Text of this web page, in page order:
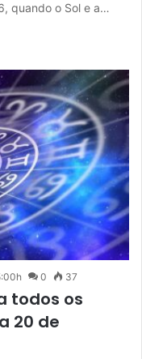
quando o Sol e a…
0 37
todos os
20 de